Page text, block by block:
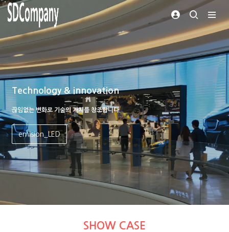
Technology & innovation
끊임없는 변화로 기술의 가치를 창조합니다.
emision_LED
SHOW CASE